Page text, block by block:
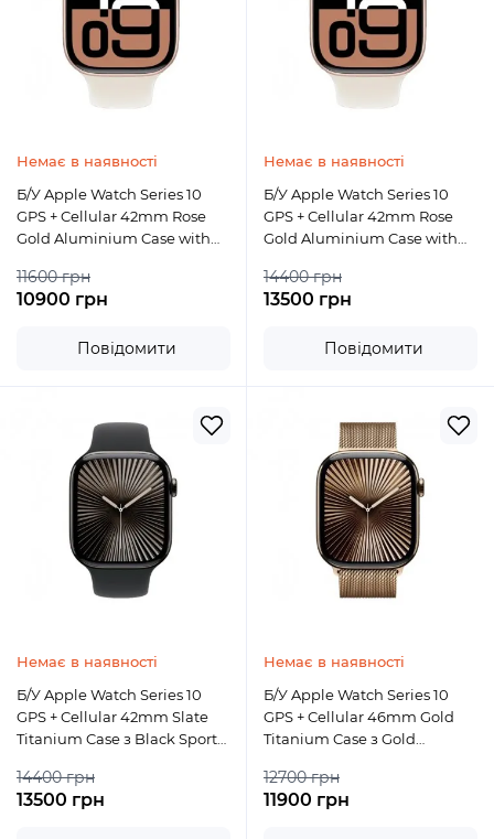
Немає в наявності
Б/У Apple Watch Series 10
GPS + Cellular 42mm Rose
Gold Aluminium Case with
11600 грн
10900 грн
Повідомити
Немає в наявності
Б/У Apple Watch Series 10
GPS + Cellular 42mm Rose
Gold Aluminium Case with
14400 грн
13500 грн
Повідомити
Немає в наявності
Б/У Apple Watch Series 10
GPS + Cellular 42mm Slate
Titanium Case з Black Sport
14400 грн
13500 грн
Немає в наявності
Б/У Apple Watch Series 10
GPS + Cellular 46mm Gold
Titanium Case з Gold
12700 грн
11900 грн